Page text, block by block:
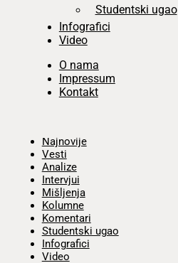
Studentski ugao
Infografici
Video
O nama
Impressum
Kontakt
Najnovije
Vesti
Analize
Intervjui
Mišljenja
Kolumne
Komentari
Studentski ugao
Infografici
Video